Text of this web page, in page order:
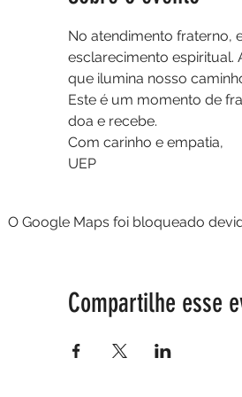
No atendimento fraterno,
esclarecimento espiritual.
que ilumina nosso
Este é um momento de
doa e recebe.
Com carinho e empatia,
UEP
O Google Maps foi bloqueado
Compartilhe esse